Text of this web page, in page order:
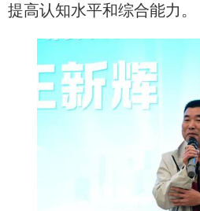
提高认知水平和综合能力。